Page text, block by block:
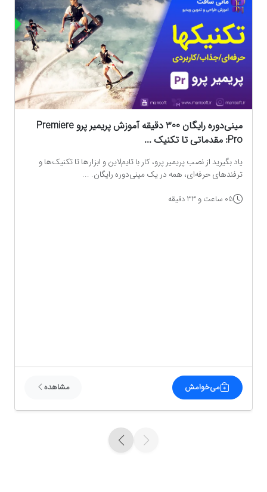
مینی‌دوره رایگان 300 دقیقه آموزش پریمیر پرو Premiere
Pro: مقدماتی تا تکنیک‌ ...
یاد بگیرید از نصب پریمیر پرو، کار با تایم‌لاین و ابزارها تا تکنیک‌ها و
ترفندهای حرفه‌ای، همه در یک مینی‌دوره رایگان. ...
05 ساعت و 33 دقیقه
می‌خوامش مشاهده